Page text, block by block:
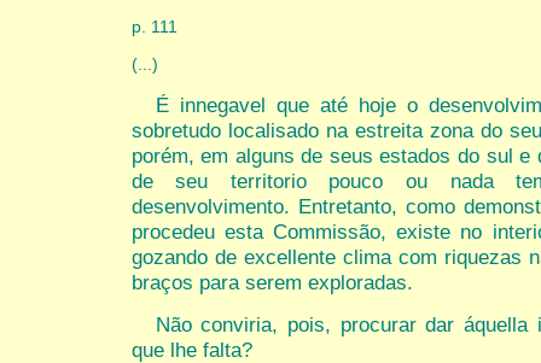
p. 111
(...)
É innegavel que até hoje o
sobretudo localisado na estreita zona do
porém, em alguns de seus estados do sul e
de seu territorio pouco ou nada
desenvolvimento. Entretanto, como
procedeu esta Commissão, existe no
gozando de excellente clima com riquezas
braços para serem exploradas.
Não conviria, pois, procurar dar áquella
que lhe falta?